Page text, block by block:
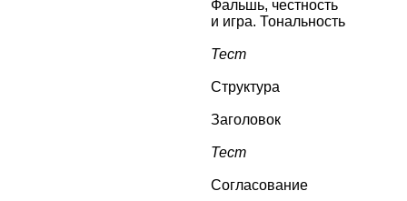
Фальшь, честность
и игра. Тональность
Тест
Структура
Заголовок
Тест
Согласование